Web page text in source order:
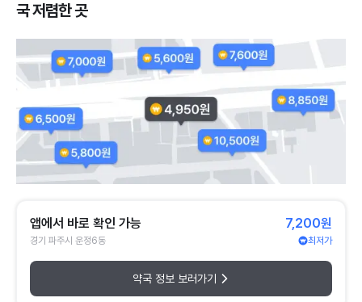
국 저렴한 곳
앱에서 바로 확인 가능
경기 파주시 운정6동
7,200원
최저가
약국 정보 보러가기